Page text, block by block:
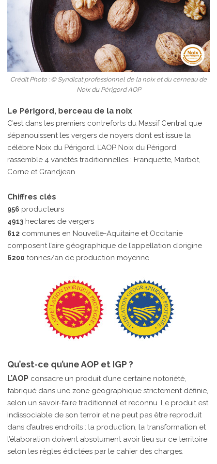
Crédit Photo : © Syndicat professionnel de la noix et du cerneau de
Noix du Périgord AOP
Le Périgord, berceau de la noix
C’est dans les premiers contreforts du Massif Central que
s’épanouissent les vergers de noyers dont est issue la
célèbre Noix du Périgord. L’AOP Noix du Périgord
rassemble 4 variétés traditionnelles : Franquette, Marbot,
Corne et Grandjean.
Chiffres clés
956 producteurs
4913 hectares de vergers
612 communes en Nouvelle-Aquitaine et Occitanie
composent l’aire géographique de l’appellation d’origine
6200 tonnes/an de production moyenne
Qu’est-ce qu’une AOP et IGP ?
L’AOP consacre un produit d’une certaine notoriété,
fabriqué dans une zone géographique strictement définie,
selon un savoir-faire traditionnel et reconnu. Le produit est
indissociable de son terroir et ne peut pas être reproduit
dans d’autres endroits : la production, la transformation et
l’élaboration doivent absolument avoir lieu sur ce territoire
selon les règles édictées par le cahier des charges.